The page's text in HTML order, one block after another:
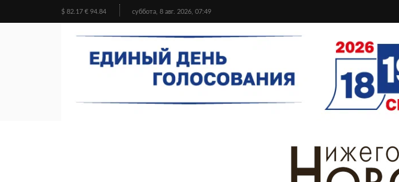
$ 82.17 € 94.84 суббота, 8 авг. 2026, 07:49